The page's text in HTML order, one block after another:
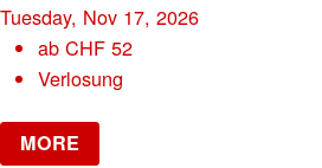
Tuesday, Nov 17, 2026
abCHF 52
Verlosung
MORE